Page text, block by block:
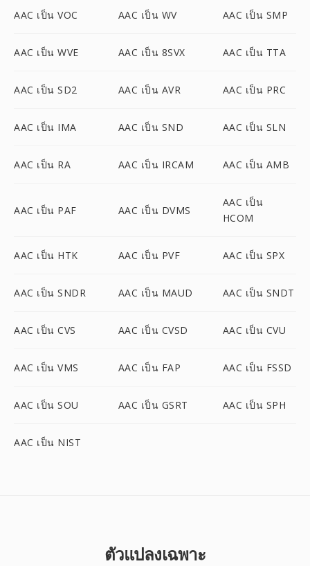
AAC เป็น VOC AAC เป็น WV AAC เป็น SMP
AAC เป็น WVE AAC เป็น 8SVX AAC เป็น TTA
AAC เป็น SD2 AAC เป็น AVR AAC เป็น PRC
AAC เป็น IMA AAC เป็น SND AAC เป็น SLN
AAC เป็น RA AAC เป็น IRCAM AAC เป็น AMB
AAC เป็น PAF AAC เป็น DVMS
AAC เป็น
HCOM
AAC เป็น HTK AAC เป็น PVF AAC เป็น SPX
AAC เป็น SNDR AAC เป็น MAUD AAC เป็น SNDT
AAC เป็น CVS AAC เป็น CVSD AAC เป็น CVU
AAC เป็น VMS AAC เป็น FAP AAC เป็น FSSD
AAC เป็น SOU AAC เป็น GSRT AAC เป็น SPH
AAC เป็น NIST
ตัวแปลงเฉพาะ